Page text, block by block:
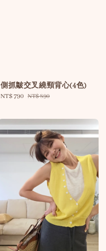
側抓皺交叉繞頸背心(4色)
Sale
NT$ 790 Regular
NT$ 890